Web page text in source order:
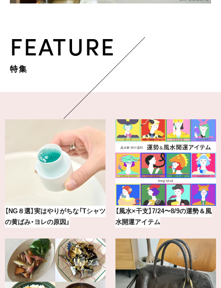
FEATURE
特集
最新版！東京都内のおしゃれな朝活
カフェ＆モーニング9選
気分が上がる「フルラ」のアイウェ
アを「眼鏡市場」で探して。